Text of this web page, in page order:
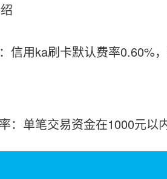
信用ka刷卡默认费率0.60%
：单笔交易资金在1000元以